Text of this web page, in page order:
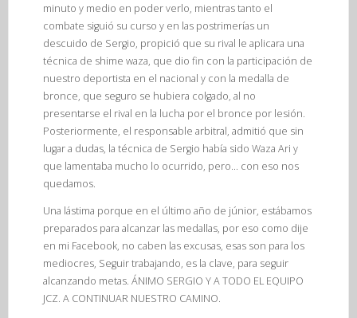
minuto y medio en poder verlo, mientras tanto el
combate siguió su curso y en las postrimerías un
descuido de Sergio, propició que su rival le aplicara una
técnica de shime waza, que dio fin con la participación de
nuestro deportista en el nacional y con la medalla de
bronce, que seguro se hubiera colgado, al no
presentarse el rival en la lucha por el bronce por lesión.
Posteriormente, el responsable arbitral, admitió que sin
lugar a dudas, la técnica de Sergio había sido Waza Ari y
que lamentaba mucho lo ocurrido, pero… con eso nos
quedamos.
Una lástima porque en el último año de júnior, estábamos
preparados para alcanzar las medallas, por eso como dije
en mi Facebook, no caben las excusas, esas son para los
mediocres, Seguir trabajando, es la clave, para seguir
alcanzando metas. ÁNIMO SERGIO Y A TODO EL EQUIPO
JCZ. A CONTINUAR NUESTRO CAMINO.